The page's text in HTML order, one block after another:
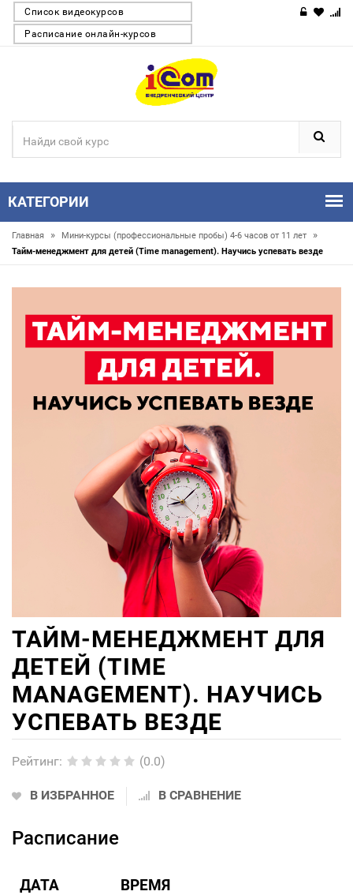
Список видеокурсов
Расписание онлайн-курсов
КАТЕГОРИИ
Главная » Мини-курсы (профессиональные пробы) 4-6 часов от 11 лет »
Тайм-менеджмент для детей (Time management). Научись успевать везде
ТАЙМ-МЕНЕДЖМЕНТ ДЛЯ
ДЕТЕЙ (TIME
MANAGEMENT). НАУЧИСЬ
УСПЕВАТЬ ВЕЗДЕ
Рейтинг: (0.0)
В ИЗБРАННОЕ В СРАВНЕНИЕ
Расписание
ДАТА ВРЕМЯ